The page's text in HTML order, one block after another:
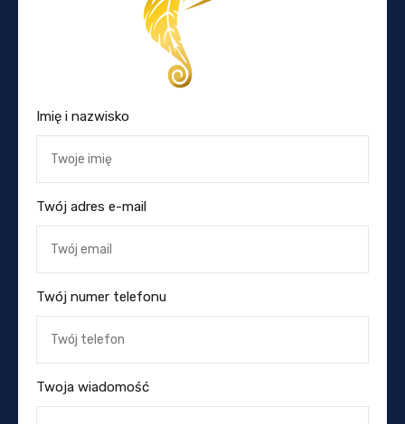
Imię i nazwisko
Twój adres e-mail
Twój numer telefonu
Twoja wiadomość